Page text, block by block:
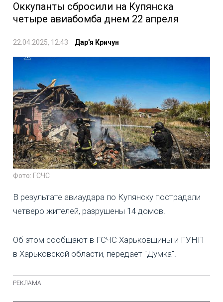
Оккупанты сбросили на Купянска
четыре авиабомба днем 22 апреля
22.04.2025, 12:43 Дар'я Кричун
Фото: ГСЧС
В результате авиаудара по Купянску пострадали
четверо жителей, разрушены 14 домов.
Об этом сообщают в ГСЧС Харьковщины и ГУНП
в Харьковской области, передает "Думка".